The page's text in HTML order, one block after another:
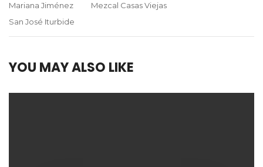
Mariana Jiménez
Mezcal Casas Viejas
San José Iturbide
YOU MAY ALSO LIKE